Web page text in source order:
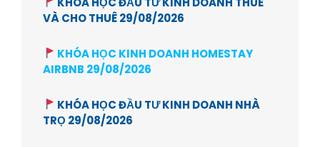
VÀ CHO THUÊ 29/08/2026
KHÓA HỌC KINH DOANH HOMESTAY
AIRBNB 29/08/2026
KHÓA HỌC ĐẦU TƯ KINH DOANH NHÀ
TRỌ 29/08/2026